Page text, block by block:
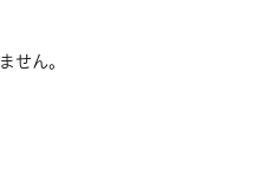
せん。